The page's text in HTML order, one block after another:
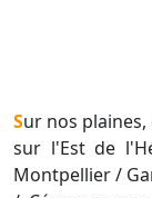
Sur nos plaines, de bonnes/fortes pluies se déclenchent
sur l'Est de
Montpellier /